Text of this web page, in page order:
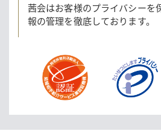
茜会はお客様のプライバシーを
報の管理を徹底しております。